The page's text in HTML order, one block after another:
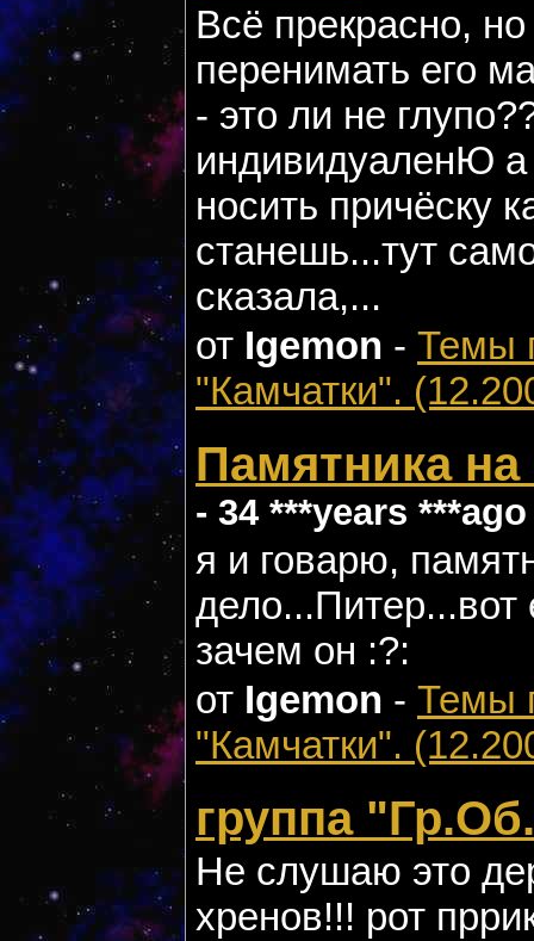
Всё прекрасно,
перенимать его
- это ли не
индивидуаленЮ а
носить причёску
станешь...тут
cказала,...
от Igemon - Темы
"Камчатки".
Памятника
- 34 ***years ***ago
я и говарю,
зачем он :?:
от Igemon - Темы
"Камчатки".
группа
Не слушаю это
хренов!!! рот